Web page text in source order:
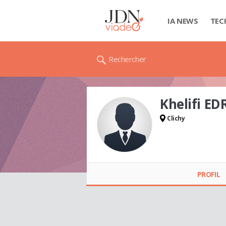
IA NEWS
Rechercher
Khelifi
Clichy
PROFIL